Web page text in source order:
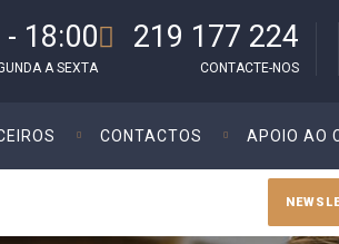
- 18:00
A SEXTA
219 177 224
CONTACTE-NOS
CONTACTOS APOIO AO